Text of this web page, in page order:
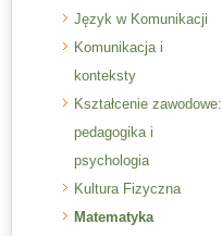
Język w Komunikacji
Komunikacja i
konteksty
Kształcenie zawodowe:
pedagogika i
psychologia
Kultura Fizyczna
Matematyka